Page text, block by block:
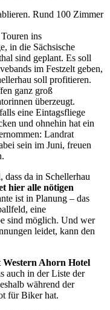
Rund 100 Zimmer
ins
in die Sächsische
sind geplant. Es soll
im Festzelt geben,
soll profitieren.
ganz groß
überzeugt.
eine Eintagsfliege
und ohnehin hat ein
Landrat
sein im Juni, freuen
da in Schellerhau
hier alle nötigen
ist in Planung – das
eine
sind möglich. Und wer
leidet, kann den
Western Ahorn Hotel
auch in der Liste der
während der
für Biker hat.